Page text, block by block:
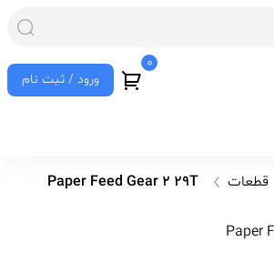
0
ورود / ثبت نام
قطعات Paper Feed Gear 2 29T